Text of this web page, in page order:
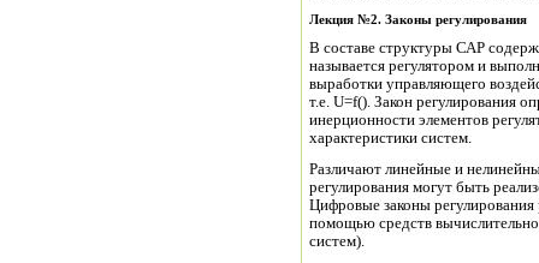
Лекция №2. Законы регулирования
В составе структуры САР
называется регулятором и
выработки управляющего
т.е. U=f(). Закон регулирования
инерционности элементов
характеристики систем.
Различают линейные и
регулирования могут быть
Цифровые законы регулирования
помощью средств
систем).